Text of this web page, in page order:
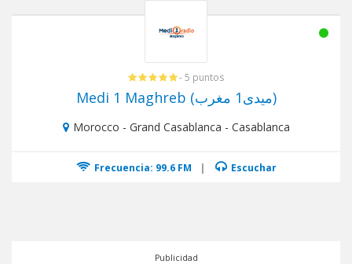
- 5 puntos
Medi 1 Maghreb (ميدى1 مغرب)
Morocco - Grand Casablanca - Casablanca
Frecuencia: 99.6 FM | Escuchar
Publicidad